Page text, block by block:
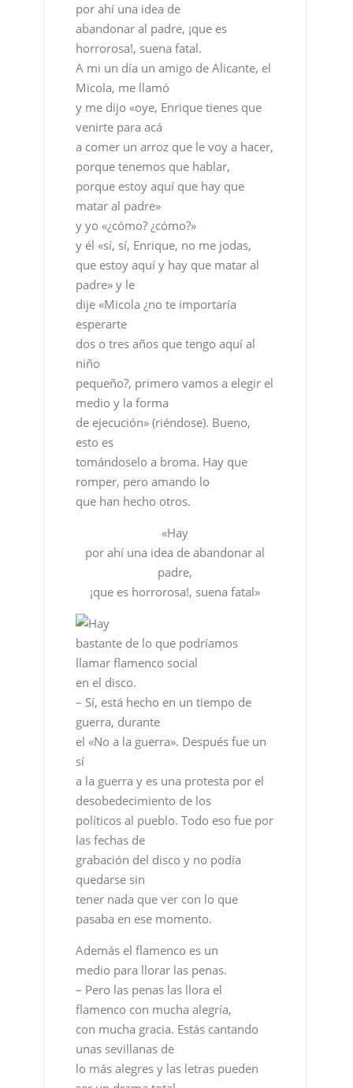
por ahí una idea de
abandonar al padre, ¡que es
horrorosa!, suena fatal.
A mi un día un amigo de Alicante, el
Micola, me llamó
y me dijo «oye, Enrique tienes que
venirte para acá
a comer un arroz que le voy a hacer,
porque tenemos que hablar,
porque estoy aquí que hay que
matar al padre»
y yo «¿cómo? ¿cómo?»
y él «sí, sí, Enrique, no me jodas,
que estoy aquí y hay que matar al
padre» y le
dije «Micola ¿no te importaría
esperarte
dos o tres años que tengo aquí al
niño
pequeño?, primero vamos a elegir el
medio y la forma
de ejecución» (riéndose). Bueno,
esto es
tomándoselo a broma. Hay que
romper, pero amando lo
que han hecho otros.
«Hay
por ahí una idea de abandonar al
padre,
¡que es horrorosa!, suena fatal»
Hay
bastante de lo que podríamos
llamar flamenco social
en el disco.
– Sí, está hecho en un tiempo de
guerra, durante
el «No a la guerra». Después fue un
sí
a la guerra y es una protesta por el
desobedecimiento de los
políticos al pueblo. Todo eso fue por
las fechas de
grabación del disco y no podía
quedarse sin
tener nada que ver con lo que
pasaba en ese momento.
Además el flamenco es un
medio para llorar las penas.
– Pero las penas las llora el
flamenco con mucha alegría,
con mucha gracia. Estás cantando
unas sevillanas de
lo más alegres y las letras pueden